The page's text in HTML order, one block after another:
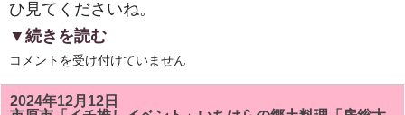
ひ見てくださいね。
▼続きを読む
２
２
５
年
コメントを受け付けていません
2024年12月12日